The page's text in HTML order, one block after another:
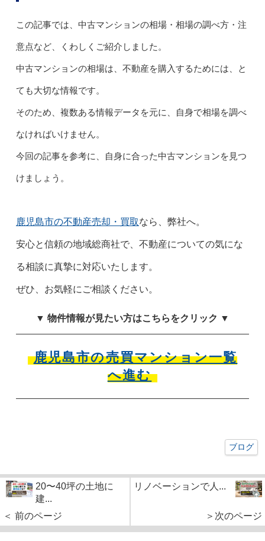
この記事では、中古マンションの相場・相場の調べ方・注
意点など、くわしくご紹介しました。
中古マンションの相場は、不動産を購入するためには、と
ても大切な情報です。
そのため、複数ある情報データを元に、自身で相場を調べ
なければいけません。
今回の記事を参考に、自身に合った中古マンションを見つ
けましょう。
鹿児島市の不動産売却・買取なら、弊社へ。
安心と信頼の地域総商社で、不動産についての気にな
る相談に真摯に対応いたします。
ぜひ、お気軽にご相談ください。
▼ 物件情報が見たい方はこちらをクリック ▼
鹿児島市の売買マンション一覧
へ進む
ブログ
20〜40坪の土地に
建...
＜ 前のページ
リノベーションで人...
＞次のページ